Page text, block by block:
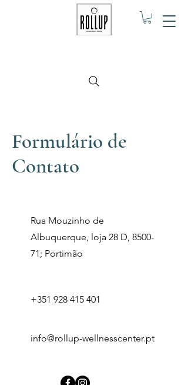
Formulário de
Contato
Rua Mouzinho de
Albuquerque, loja 28 D, 8500-
71; Portimão
+351 928 415 401
info@rollup-wellnesscenter.pt